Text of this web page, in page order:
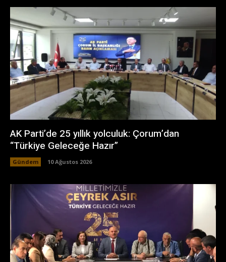
AK Parti’de 25 yıllık yolculuk: Çorum’dan
“Türkiye Geleceğe Hazır”
Gündem 10 Ağustos 2026